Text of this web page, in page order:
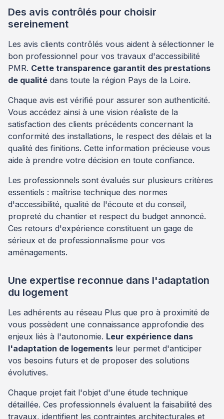
Des avis contrôlés pour choisir
sereinement
Les avis clients contrôlés vous aident à sélectionner le
bon professionnel pour vos travaux d'accessibilité
PMR. Cette transparence garantit des prestations
de qualité dans toute la région Pays de la Loire.
Chaque avis est vérifié pour assurer son authenticité.
Vous accédez ainsi à une vision réaliste de la
satisfaction des clients précédents concernant la
conformité des installations, le respect des délais et la
qualité des finitions. Cette information précieuse vous
aide à prendre votre décision en toute confiance.
Les professionnels sont évalués sur plusieurs critères
essentiels : maîtrise technique des normes
d'accessibilité, qualité de l'écoute et du conseil,
propreté du chantier et respect du budget annoncé.
Ces retours d'expérience constituent un gage de
sérieux et de professionnalisme pour vos
aménagements.
Une expertise reconnue dans l'adaptation
du logement
Les adhérents au réseau Plus que pro à proximité de
vous possèdent une connaissance approfondie des
enjeux liés à l'autonomie. Leur expérience dans
l'adaptation de logements leur permet d'anticiper
vos besoins futurs et de proposer des solutions
évolutives.
Chaque projet fait l'objet d'une étude technique
détaillée. Ces professionnels évaluent la faisabilité des
travaux, identifient les contraintes architecturales et